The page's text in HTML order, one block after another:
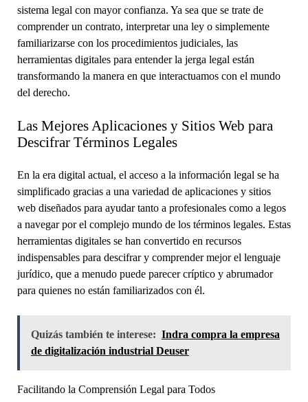
sistema legal con mayor confianza. Ya sea que se trate de
comprender un contrato, interpretar una ley o simplemente
familiarizarse con los procedimientos judiciales, las
herramientas digitales para entender la jerga legal están
transformando la manera en que interactuamos con el mundo
del derecho.
Las Mejores Aplicaciones y Sitios Web para
Descifrar Términos Legales
En la era digital actual, el acceso a la información legal se ha
simplificado gracias a una variedad de aplicaciones y sitios
web diseñados para ayudar tanto a profesionales como a legos
a navegar por el complejo mundo de los términos legales. Estas
herramientas digitales se han convertido en recursos
indispensables para descifrar y comprender mejor el lenguaje
jurídico, que a menudo puede parecer críptico y abrumador
para quienes no están familiarizados con él.
Quizás también te interese: Indra compra la empresa
de digitalización industrial Deuser
Facilitando la Comprensión Legal para Todos